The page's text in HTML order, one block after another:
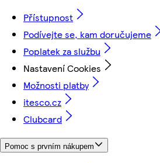
Přístupnost
Podívejte se, kam doručujeme
Poplatek za službu
Nastavení Cookies
Možnosti platby
itesco.cz
Clubcard
Pomoc s prvním nákupem